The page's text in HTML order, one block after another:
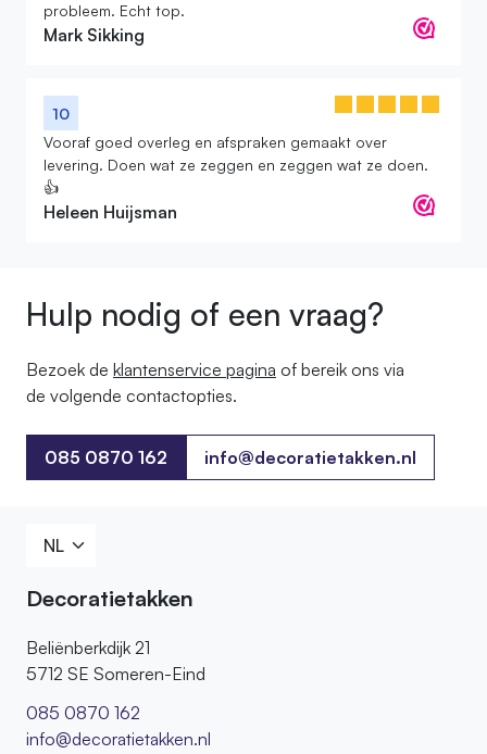
probleem. Echt top.
Mark Sikking
10
Vooraf goed overleg en afspraken gemaakt over
levering. Doen wat ze zeggen en zeggen wat ze doen.
👍
Heleen Huijsman
Hulp nodig of een vraag?
Bezoek de klantenservice pagina of bereik ons ​​via
de volgende contactopties.
085 0870 162
085 0870 162
info@decoratietakken.nl
Decoratietakken
Beliënberkdijk 21
5712 SE Someren-Eind
085 0870 162
info@decoratietakken.nl